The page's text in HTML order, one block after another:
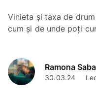
Vinieta și taxa de
cum și de unde poți
Ramona
30.03.24